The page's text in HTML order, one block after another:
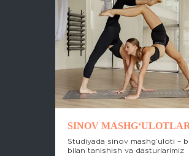
SINOV
Studiyada sinov mashg‘uloti –
bilan tanishish va dasturlarimiz